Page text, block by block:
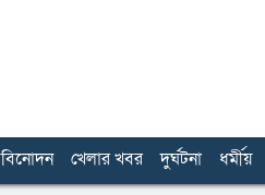
বিনোদন খেলার খবর দুর্ঘটনা ধর্মীয়